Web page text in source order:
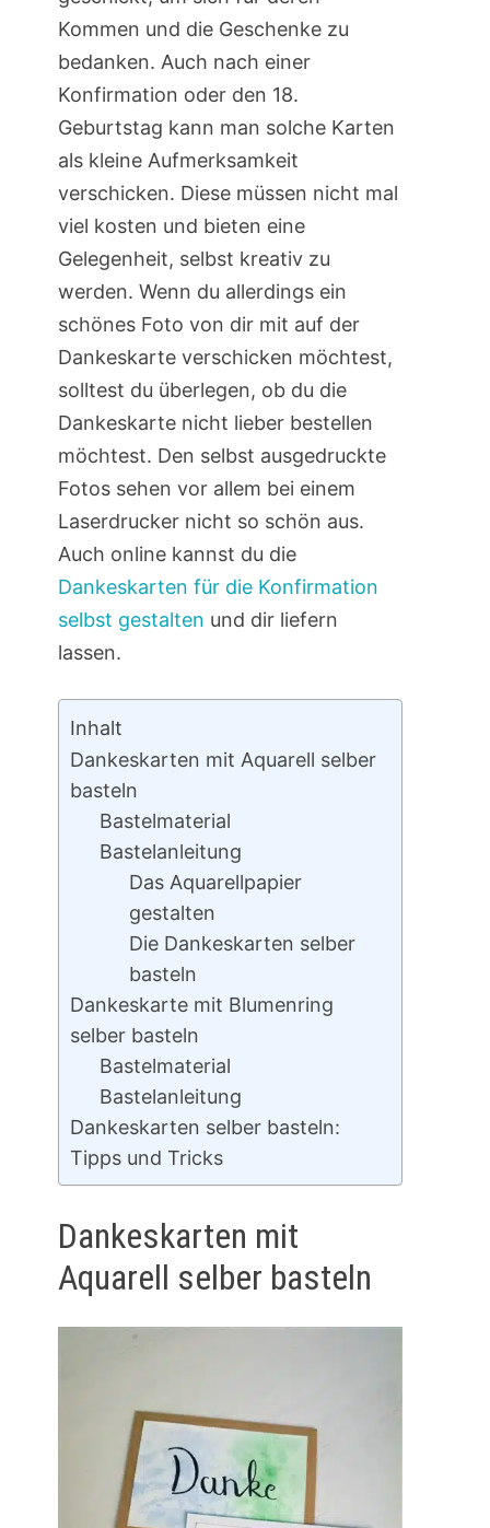
Kommen und die Geschenke zu
bedanken. Auch nach einer
Konfirmation oder den 18.
Geburtstag kann man solche Karten
als kleine Aufmerksamkeit
verschicken. Diese müssen nicht mal
viel kosten und bieten eine
Gelegenheit, selbst kreativ zu
werden. Wenn du allerdings ein
schönes Foto von dir mit auf der
Dankeskarte verschicken möchtest,
solltest du überlegen, ob du die
Dankeskarte nicht lieber bestellen
möchtest. Den selbst ausgedruckte
Fotos sehen vor allem bei einem
Laserdrucker nicht so schön aus.
Auch online kannst du die
Dankeskarten für die Konfirmation
selbst gestalten und dir liefern
lassen.
Inhalt
Dankeskarten mit Aquarell selber
basteln
Bastelmaterial
Bastelanleitung
Das Aquarellpapier
gestalten
Die Dankeskarten selber
basteln
Dankeskarte mit Blumenring
selber basteln
Bastelmaterial
Bastelanleitung
Dankeskarten selber basteln:
Tipps und Tricks
Dankeskarten mit
Aquarell selber basteln